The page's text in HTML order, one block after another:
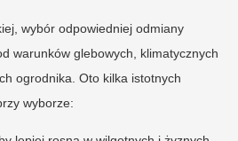
wybór odpowiedniej odmiany
warunków glebowych, klimatycznych
ogrodnika. Oto kilka istotnych
wyborze: